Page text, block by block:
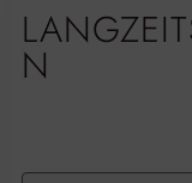
N